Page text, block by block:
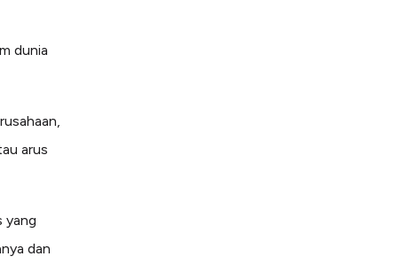
dunia
arus
yang
dan